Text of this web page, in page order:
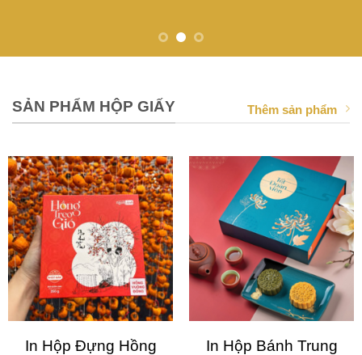
SẢN PHẨM HỘP GIẤY Thêm sản phẩm
In Hộp Đựng Hồng
In Hộp Bánh Trung